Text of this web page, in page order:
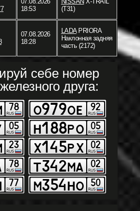
18:53
(T31)
07.08.2026
18:28
LADAPRIORA
Наклонная задняя
часть (2172)
себе номер
друга: